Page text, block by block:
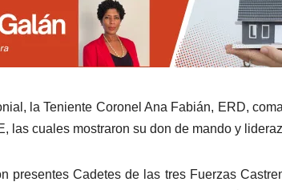
la Teniente Coronel Ana Fabián, ERD,
las cuales mostraron su don de mando y
presentes Cadetes de las tres Fuerzas